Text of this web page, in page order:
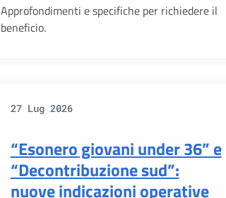
Approfondimenti e specifiche per richiedere il
beneficio.
27 Lug 2026
“Esonero giovani under 36” e
“Decontribuzione sud”:
nuove indicazioni operative